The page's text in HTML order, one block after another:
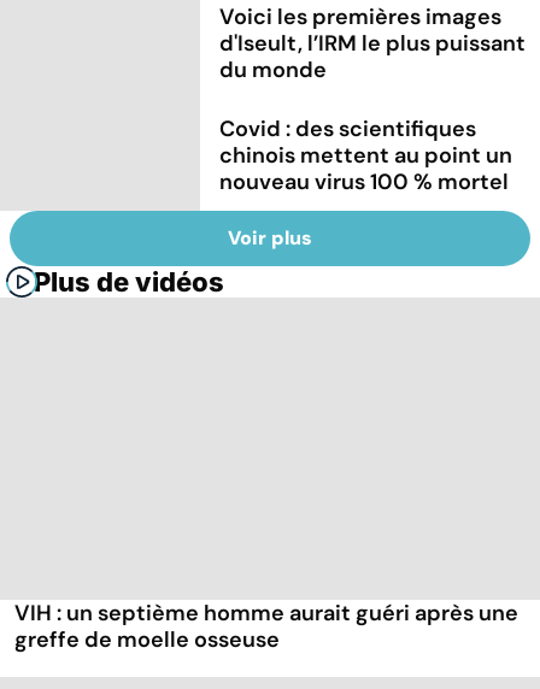
Voici les premières images
d'Iseult, l’IRM le plus puissant
du monde
Covid : des scientifiques
chinois mettent au point un
nouveau virus 100 % mortel
Voir plus
Plus de vidéos
VIH : un septième homme aurait guéri après une
greffe de moelle osseuse